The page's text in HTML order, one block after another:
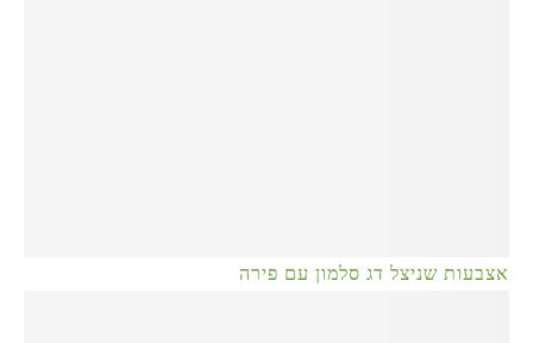
אצבעות שניצל דג סלמון עם פירה